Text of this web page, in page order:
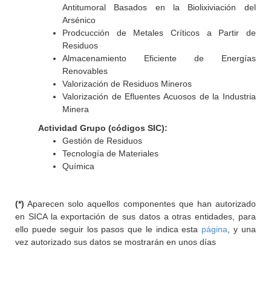
Antitumoral Basados en la Biolixiviación del
Arsénico
Prodcucción de Metales Críticos a Partir de
Residuos
Almacenamiento Eficiente de Energías
Renovables
Valorización de Residuos Mineros
Valorización de Efluentes Acuosos de la Industria
Minera
Actividad Grupo (códigos SIC):
Gestión de Residuos
Tecnología de Materiales
Química
(*) Aparecen solo aquellos componentes que han autorizado
en SICA la exportación de sus datos a otras entidades, para
ello puede seguir los pasos que le indica esta página , y una
vez autorizado sus datos se mostrarán en unos días